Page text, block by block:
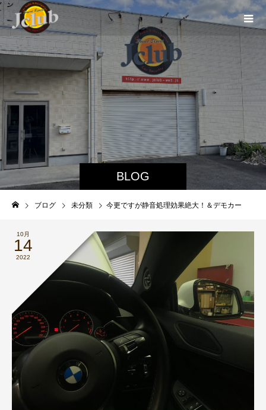
BLOG
ブログ 未分類 今更ですが静音処理効果絶大！＆デモカー
10月
14
2022